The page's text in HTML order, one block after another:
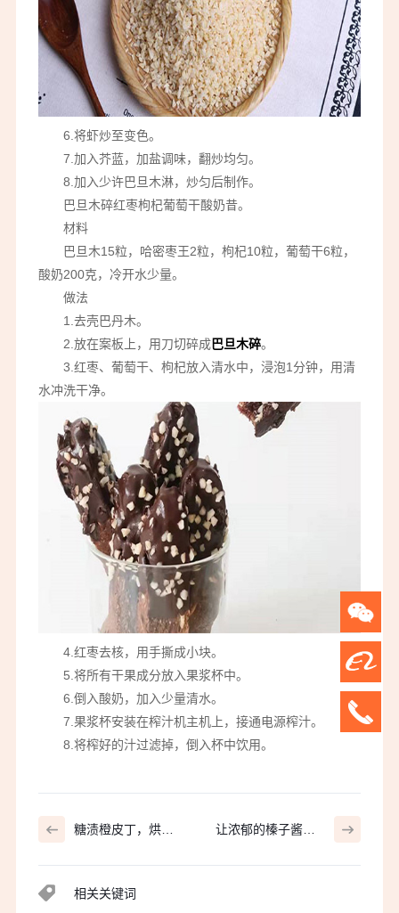
6.将虾炒至变色。
7.加入芥蓝，加盐调味，翻炒均匀。
8.加入少许巴旦木淋，炒匀后制作。
巴旦木碎红枣枸杞葡萄干酸奶昔。
材料
巴旦木15粒，哈密枣王2粒，枸杞10粒，葡萄干6粒，
酸奶200克，冷开水少量。
做法
1.去壳巴丹木。
2.放在案板上，用刀切碎成巴旦木碎。
3.红枣、葡萄干、枸杞放入清水中，浸泡1分钟，用清
水冲洗干净。
4.红枣去核，用手撕成小块。
5.将所有干果成分放入果浆杯中。
6.倒入酸奶，加入少量清水。
7.果浆杯安装在榨汁机主机上，接通电源榨汁。
8.将榨好的汁过滤掉，倒入杯中饮用。
糖渍橙皮丁，烘焙
让浓郁的榛子酱松
相关关键词